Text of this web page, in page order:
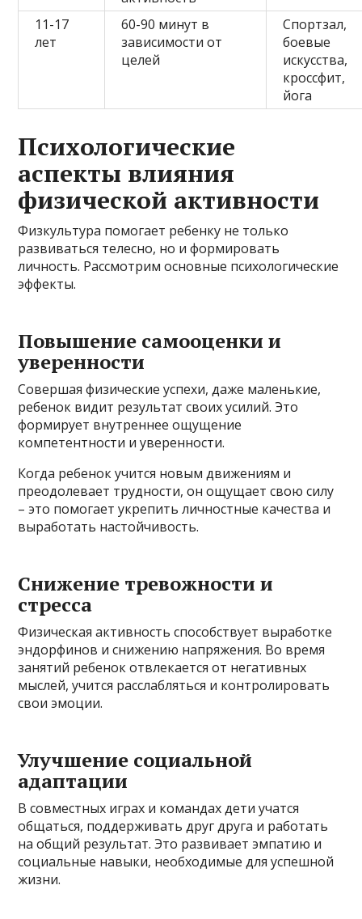
11-17
лет
60-90 минут в
зависимости от
целей
Спортзал,
боевые
искусства,
кроссфит,
йога
Психологические
аспекты влияния
физической активности
Физкультура помогает ребенку не только
развиваться телесно, но и формировать
личность. Рассмотрим основные психологические
эффекты.
Повышение самооценки и
уверенности
Совершая физические успехи, даже маленькие,
ребенок видит результат своих усилий. Это
формирует внутреннее ощущение
компетентности и уверенности.
Когда ребенок учится новым движениям и
преодолевает трудности, он ощущает свою силу
– это помогает укрепить личностные качества и
выработать настойчивость.
Снижение тревожности и
стресса
Физическая активность способствует выработке
эндорфинов и снижению напряжения. Во время
занятий ребенок отвлекается от негативных
мыслей, учится расслабляться и контролировать
свои эмоции.
Улучшение социальной
адаптации
В совместных играх и командах дети учатся
общаться, поддерживать друг друга и работать
на общий результат. Это развивает эмпатию и
социальные навыки, необходимые для успешной
жизни.